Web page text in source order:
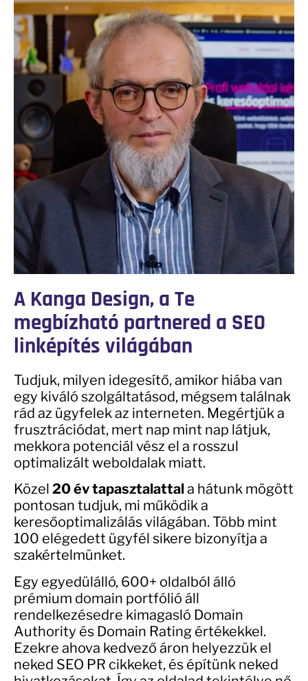
A Kanga Design, a Te
megbízható partnered a SEO
linképítés világában
Tudjuk, milyen idegesítő, amikor hiába van
egy kiváló szolgáltatásod, mégsem találnak
rád az ügyfelek az interneten. Megértjük a
frusztrációdat, mert nap mint nap látjuk,
mekkora potenciál vész el a rosszul
optimalizált weboldalak miatt.
Közel 20 év tapasztalattal a hátunk mögött
pontosan tudjuk, mi működik a
keresőoptimalizálás világában. Több mint
100 elégedett ügyfél sikere bizonyítja a
szakértelmünket.
Egy egyedülálló, 600+ oldalból álló
prémium domain portfólió áll
rendelkezésedre kimagasló Domain
Authority és Domain Rating értékekkel.
Ezekre ahova kedvező áron helyezzük el
neked SEO PR cikkeket, és építünk neked